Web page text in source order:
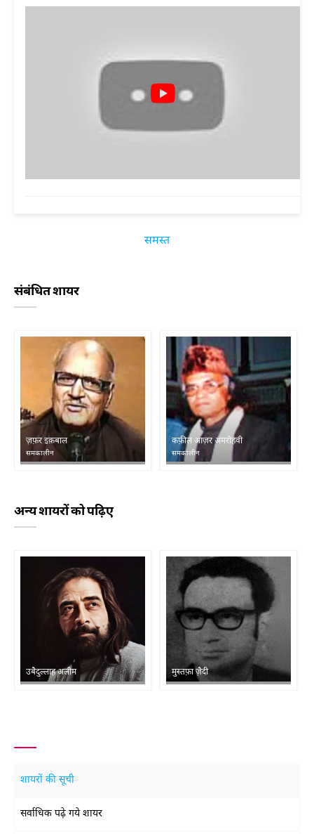
समस्त
संबंधित शायर
ज़फ़र इक़बाल
समकालीन
कफ़ील आज़र अमरोहवी
समकालीन
अन्य शायरों को पढ़िए
उबैदुल्लाह अलीम मुस्तफ़ा ज़ैदी
शायरों की सूची
सर्वाधिक पढ़े गये शायर